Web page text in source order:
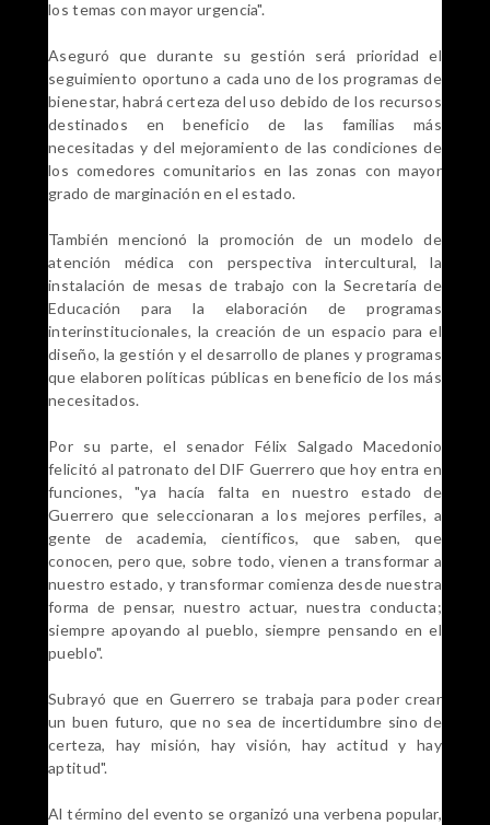
los temas con mayor urgencia".
Aseguró que durante su gestión será prioridad el
seguimiento oportuno a cada uno de los programas de
bienestar, habrá certeza del uso debido de los recursos
destinados en beneficio de las familias más
necesitadas y del mejoramiento de las condiciones de
los comedores comunitarios en las zonas con mayor
grado de marginación en el estado.
También mencionó la promoción de un modelo de
atención médica con perspectiva intercultural, la
instalación de mesas de trabajo con la Secretaría de
Educación para la elaboración de programas
interinstitucionales, la creación de un espacio para el
diseño, la gestión y el desarrollo de planes y programas
que elaboren políticas públicas en beneficio de los más
necesitados.
Por su parte, el senador Félix Salgado Macedonio
felicitó al patronato del DIF Guerrero que hoy entra en
funciones, "ya hacía falta en nuestro estado de
Guerrero que seleccionaran a los mejores perfiles, a
gente de academia, científicos, que saben, que
conocen, pero que, sobre todo, vienen a transformar a
nuestro estado, y transformar comienza desde nuestra
forma de pensar, nuestro actuar, nuestra conducta;
siempre apoyando al pueblo, siempre pensando en el
pueblo".
Subrayó que en Guerrero se trabaja para poder crear
un buen futuro, que no sea de incertidumbre sino de
certeza, hay misión, hay visión, hay actitud y hay
aptitud".
Al término del evento se organizó una verbena popular,